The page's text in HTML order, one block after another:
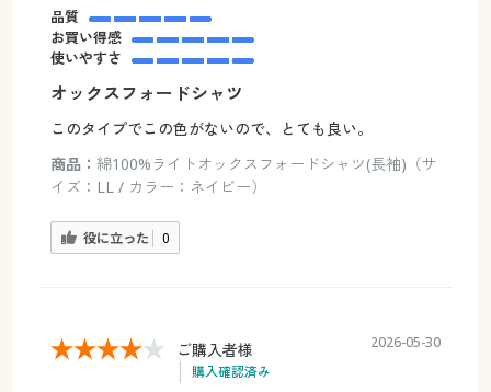
品質
お買い得感
使いやすさ
オックスフォードシャツ
このタイプでこの色がないので、とても良い。
商品： 綿100%ライトオックスフォードシャツ(長袖)（サ
イズ：LL / カラー：ネイビー）
役に立った 0
ご購入者様
購入確認済み
2026-05-30